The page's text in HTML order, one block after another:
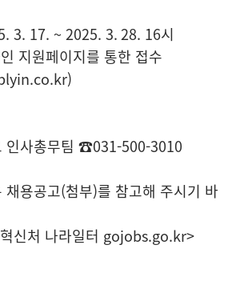
3. 17. ~ 2025. 3. 28. 16시
지원페이지를 통한 접수
인사총무팀 ☎031-500-3010
용공고(첨부)를 참고해 주시기 바
신처 나라일터 gojobs.go.kr>